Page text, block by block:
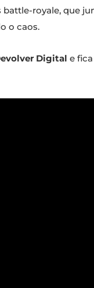
royale, que
o caos.
Digital e